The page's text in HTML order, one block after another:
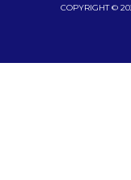
COPYRIGHT ©